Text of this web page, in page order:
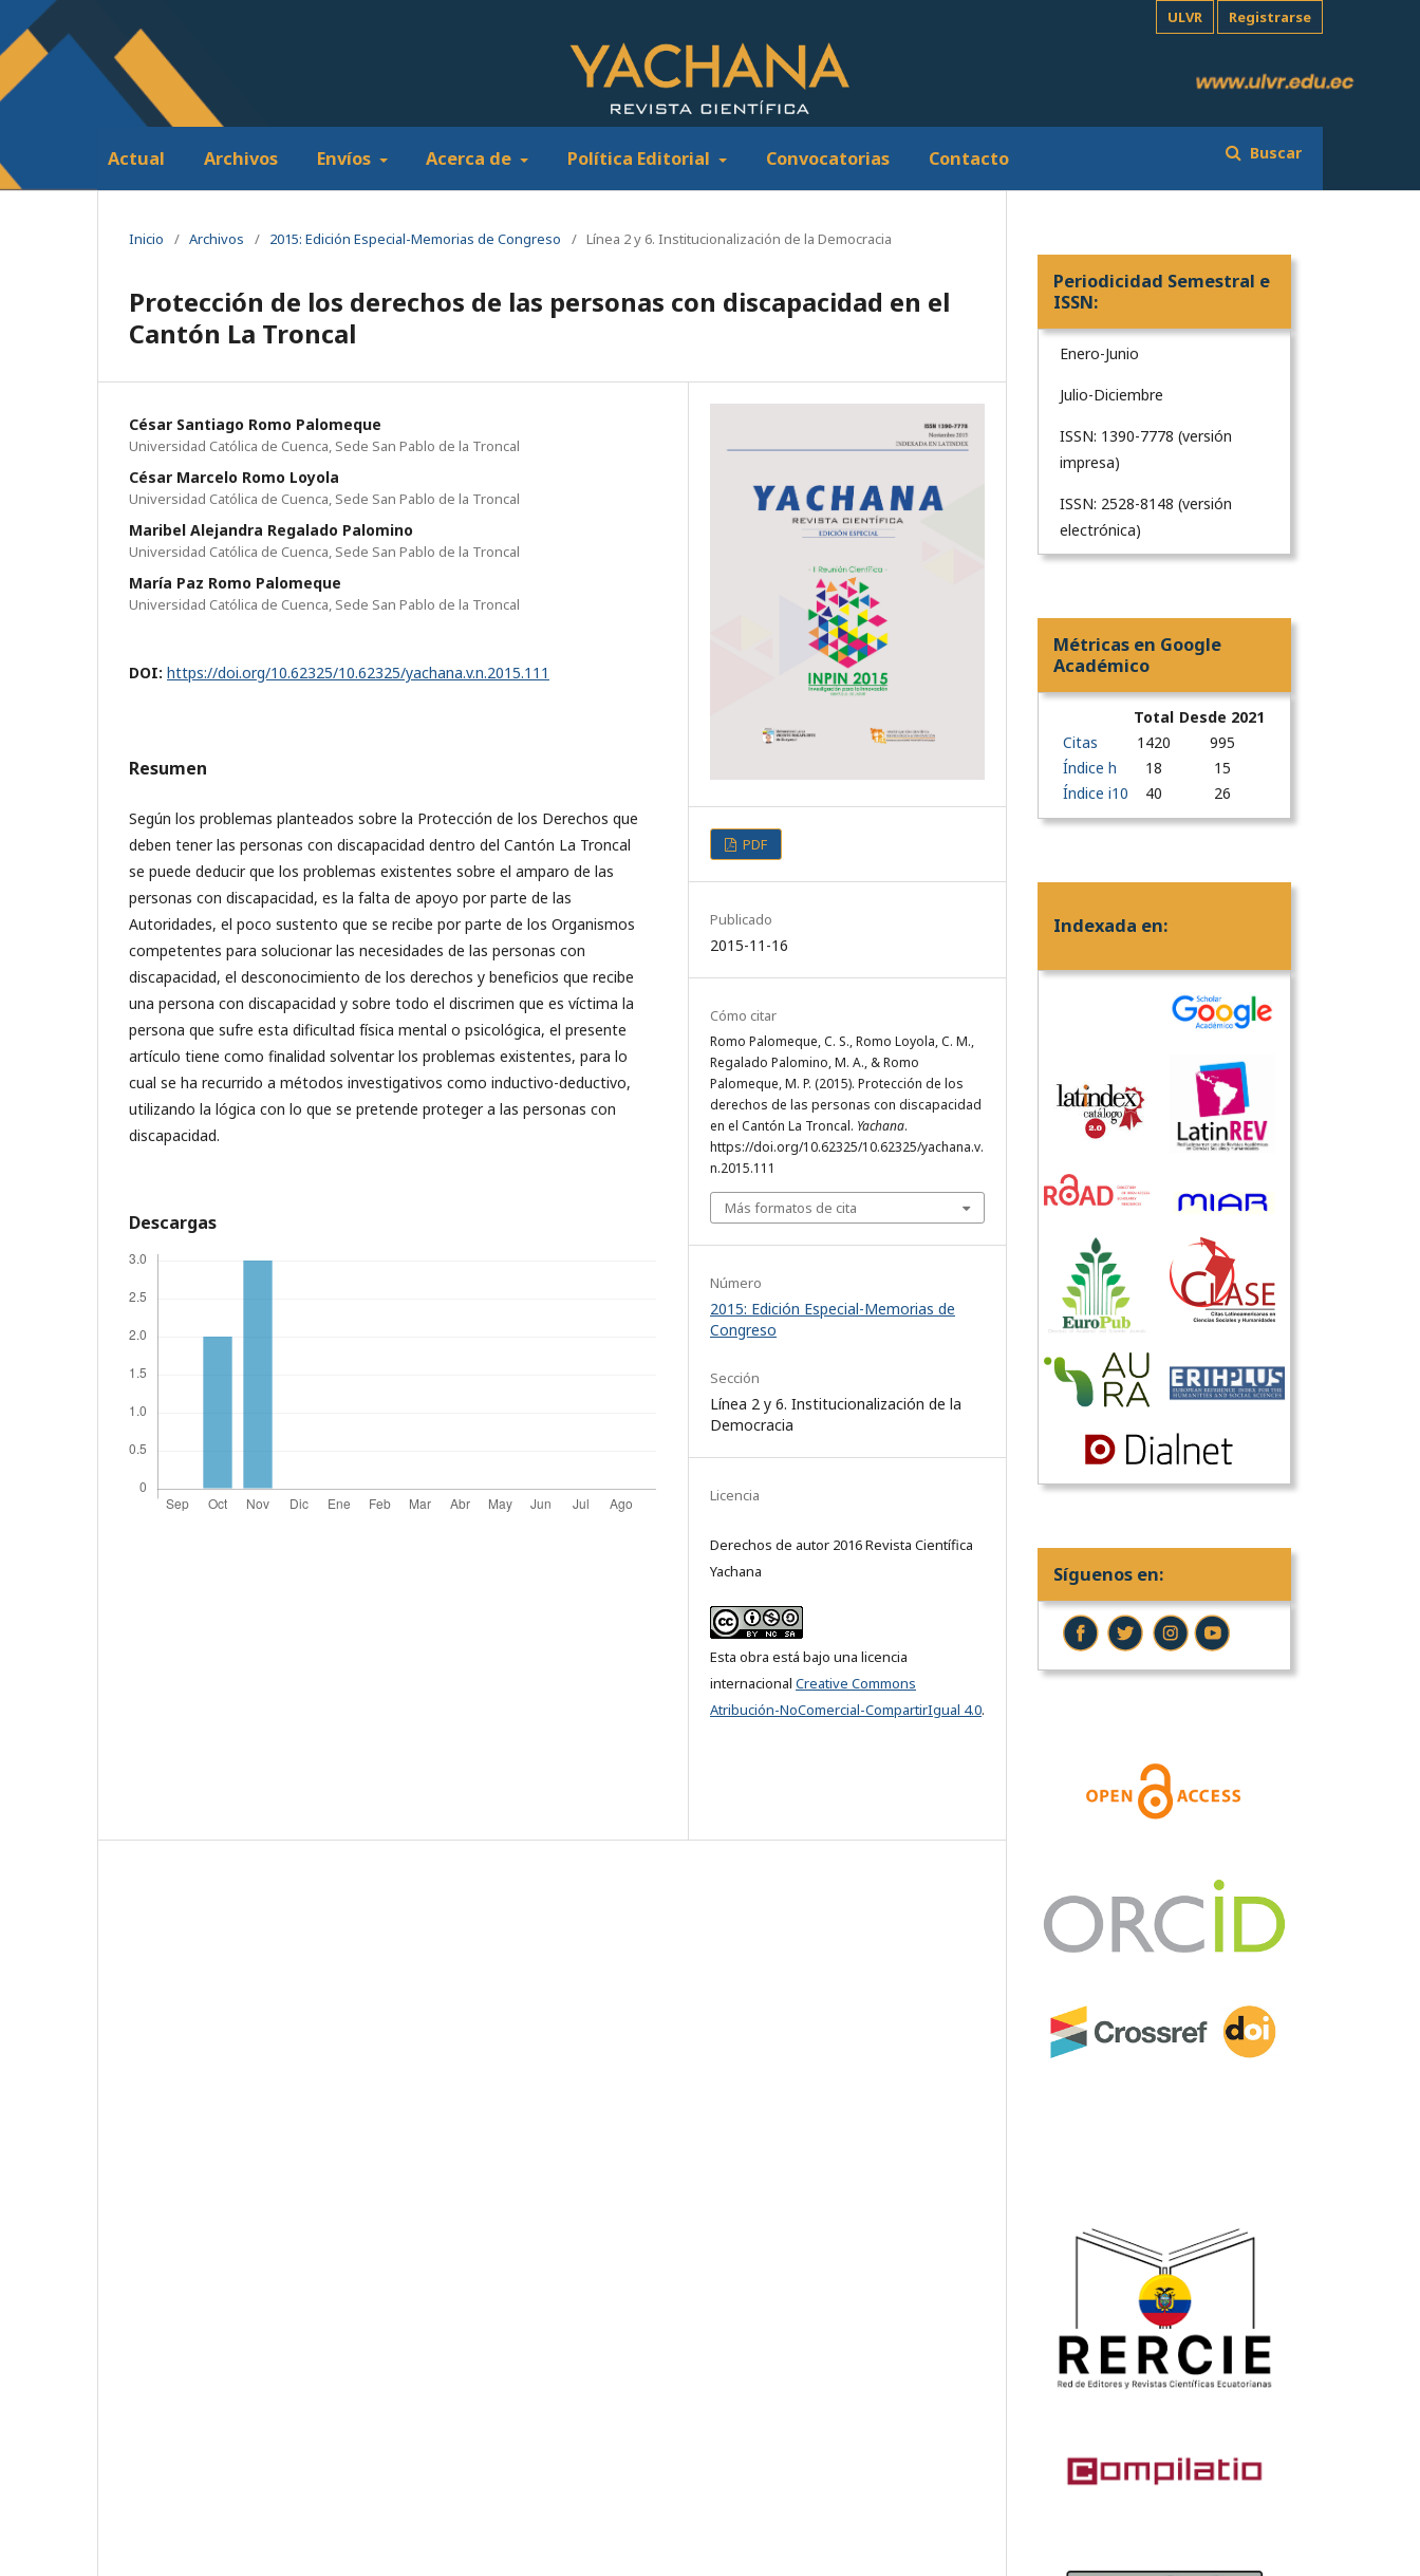
Actual Archivos Envíos Acerca de Política Editorial Convocatorias Contacto Buscar
ULVR Registrarse
Inicio / Archivos / 2015: Edición Especial-Memorias de Congreso / Línea 2 y 6. Institucionalización de la Democracia
Protección de los derechos de las personas con discapacidad en el
Cantón La Troncal
César Santiago Romo Palomeque
Universidad Católica de Cuenca, Sede San Pablo de la Troncal
César Marcelo Romo Loyola
Universidad Católica de Cuenca, Sede San Pablo de la Troncal
Maribel Alejandra Regalado Palomino
Universidad Católica de Cuenca, Sede San Pablo de la Troncal
María Paz Romo Palomeque
Universidad Católica de Cuenca, Sede San Pablo de la Troncal
DOI: https://doi.org/10.62325/10.62325/yachana.v.n.2015.111
Resumen
Según los problemas planteados sobre la Protección de los Derechos que
deben tener las personas con discapacidad dentro del Cantón La Troncal
se puede deducir que los problemas existentes sobre el amparo de las
personas con discapacidad, es la falta de apoyo por parte de las
Autoridades, el poco sustento que se recibe por parte de los Organismos
competentes para solucionar las necesidades de las personas con
discapacidad, el desconocimiento de los derechos y beneficios que recibe
una persona con discapacidad y sobre todo el discrimen que es víctima la
persona que sufre esta dificultad física mental o psicológica, el presente
artículo tiene como finalidad solventar los problemas existentes, para lo
cual se ha recurrido a métodos investigativos como inductivo-deductivo,
utilizando la lógica con lo que se pretende proteger a las personas con
discapacidad.
Descargas
PDF
Publicado
2015-11-16
Cómo citar
Romo Palomeque, C. S., Romo Loyola, C. M.,
Regalado Palomino, M. A., & Romo
Palomeque, M. P. (2015). Protección de los
derechos de las personas con discapacidad
en el Cantón La Troncal. Yachana.
https://doi.org/10.62325/10.62325/yachana.v.
n.2015.111
Más formatos de cita
Número
2015: Edición Especial-Memorias de
Congreso
Sección
Línea 2 y 6. Institucionalización de la
Democracia
Licencia
Derechos de autor 2016 Revista Científica
Yachana
Esta obra está bajo una licencia
internacional Creative Commons
Atribución-NoComercial-CompartirIgual 4.0.
Periodicidad Semestral e
ISSN:
Enero-Junio
Julio-Diciembre
ISSN: 1390-7778 (versión
impresa)
ISSN: 2528-8148 (versión
electrónica)
Métricas en Google
Académico
Total Desde 2021
Citas
1420
995
Índice h
18
15
Índice i10
40 26
Indexada en:
Síguenos en: